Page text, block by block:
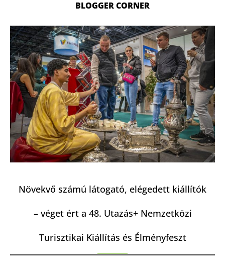
BLOGGER CORNER
Növekvő számú látogató, elégedett kiállítók
– véget ért a 48. Utazás+ Nemzetközi
Turisztikai Kiállítás és Élményfeszt